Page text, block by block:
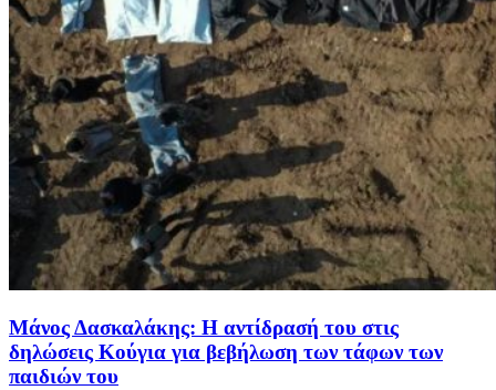
Μάνος Δασκαλάκης: Η αντίδρασή του στις
δηλώσεις Κούγια για βεβήλωση των τάφων των
παιδιών του